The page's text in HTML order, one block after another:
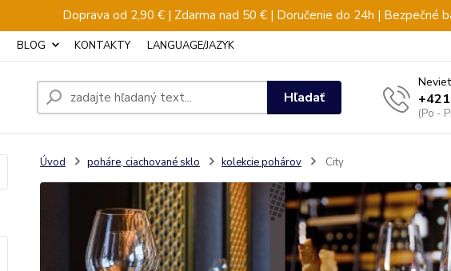
Doprava od 2,90 € | Zdarma nad 50 € | Doručenie do 24h | Bezpečné
BLOG KONTAKTY LANGUAGE/JAZYK
Hľadať
(Po -
Úvod poháre, ciachované sklo kolekcie pohárov City